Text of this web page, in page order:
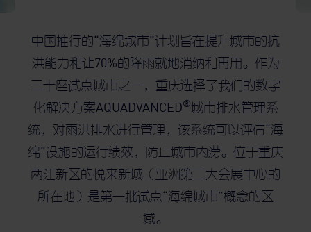
中国推行的“海绵城市”计划旨在提升城市的抗
洪能力和让70%的降雨就地消纳和再用。作为
三十座试点城市之一，重庆选择了我们的数字
化解决方案AQUADVANCED®城市排水管理系
统，对雨洪排水进行管理，该系统可以评估“海
绵”设施的运行绩效，防止城市内涝。位于重庆
两江新区的悦来新城（亚洲第二大会展中心的
所在地）是第一批试点“海绵城市”概念的区
域。